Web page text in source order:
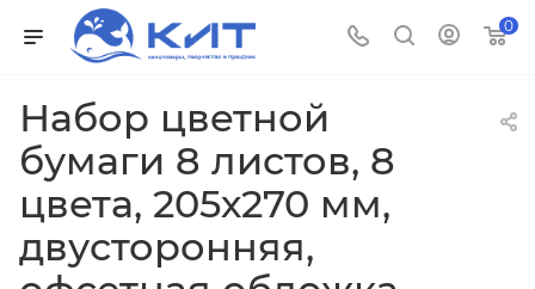
0
Набор цветной
бумаги 8 листов, 8
цвета, 205х270 мм,
двусторонняя,